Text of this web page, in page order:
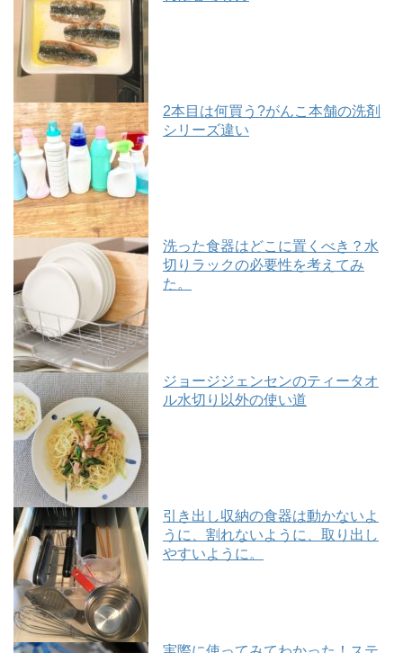
2本目は何買う?がんこ本舗の洗剤
シリーズ違い
洗った食器はどこに置くべき？水
切りラックの必要性を考えてみ
た。
ジョージジェンセンのティータオ
ル水切り以外の使い道
引き出し収納の食器は動かないよ
うに、割れないように、取り出し
やすいように。